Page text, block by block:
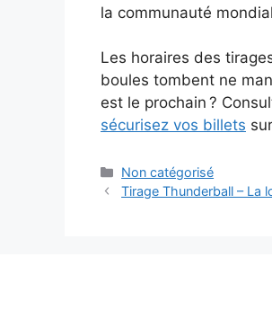
la communauté
Les horaires des
boules tombent ne
est le prochain ?
sécurisez vos billets
Catégories
Non catégorisé
Tirage Thunderball – La